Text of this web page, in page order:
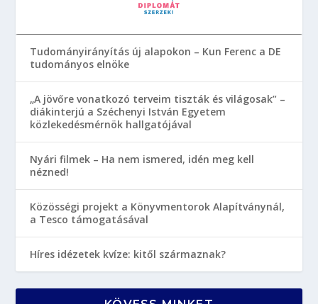
Tudományirányítás új alapokon – Kun Ferenc a DE
tudományos elnöke
„A jövőre vonatkozó terveim tiszták és világosak” –
diákinterjú a Széchenyi István Egyetem
közlekedésmérnök hallgatójával
Nyári filmek – Ha nem ismered, idén meg kell
nézned!
Közösségi projekt a Könyvmentorok Alapítványnál,
a Tesco támogatásával
Híres idézetek kvíze: kitől származnak?